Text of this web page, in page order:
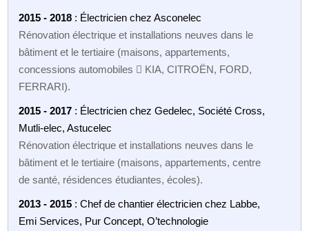
2015 - 2018 : Électricien chez Asconelec
Rénovation électrique et installations neuves dans le
bâtiment et le tertiaire (maisons, appartements,
concessions automobiles  KIA, CITROËN, FORD,
FERRARI).
2015 - 2017 : Électricien chez Gedelec, Société Cross,
Mutli-elec, Astucelec
Rénovation électrique et installations neuves dans le
bâtiment et le tertiaire (maisons, appartements, centre
de santé, résidences étudiantes, écoles).
2013 - 2015 : Chef de chantier électricien chez Labbe,
Emi Services, Pur Concept, O’technologie